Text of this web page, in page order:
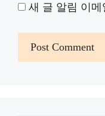
새 글 알림 이메